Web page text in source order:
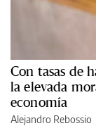
Con tasas de
la elevada
economía
Alejandro Rebossio